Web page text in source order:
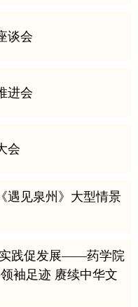
谈会
进会
会
遇见泉州》大型情景
践促发展——药学院
袖足迹 赓续中华文